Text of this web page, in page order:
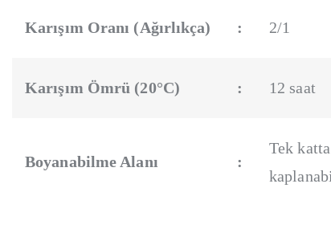
Karışım Oranı (Ağırlıkça) : 2/1
Karışım Ömrü (20°C) : 12 saat
Boyanabilme Alanı :
Tek